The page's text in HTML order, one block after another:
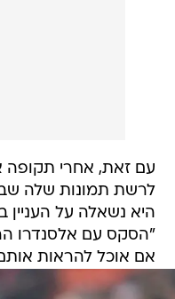
עם זאת, אחרי
לרשת תמונות שלה
היא נשאלה על העניין
"הסקס עם אלסנדרו
אם אוכל להראות